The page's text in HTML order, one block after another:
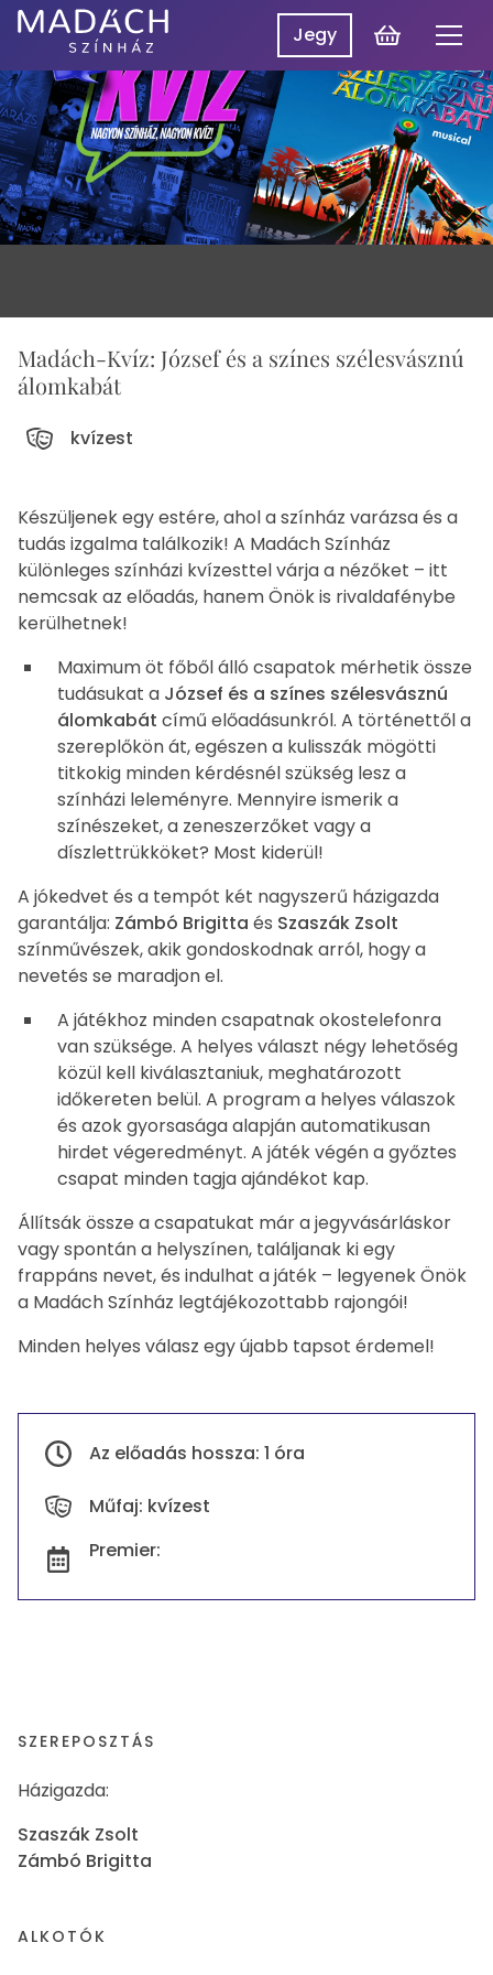
Madách
Színház
Madách SzínpadON
Műsor
Hírek
Előadások
Rólunk
Jegy
Kosár
Madách-Kvíz: József és a színes szélesvásznú
álomkabát
kvízest
SZEREPOSZTÁS
Házigazda:
Szaszák Zsolt
Zámbó Brigitta
ALKOTÓK
Színlap
Készüljenek egy estére, ahol a színház varázsa és a
tudás izgalma találkozik! A Madách Színház
különleges színházi kvízesttel várja a nézőket – itt
nemcsak az előadás, hanem Önök is rivaldafénybe
kerülhetnek!
Maximum öt főből álló csapatok mérhetik össze
tudásukat a József és a színes szélesvásznú
álomkabát című előadásunkról. A történettől a
szereplőkön át, egészen a kulisszák mögötti
titkokig minden kérdésnél szükség lesz a
színházi leleményre. Mennyire ismerik a
színészeket, a zeneszerzőket vagy a
díszlettrükköket? Most kiderül!
A jókedvet és a tempót két nagyszerű házigazda
garantálja: Zámbó Brigitta és Szaszák Zsolt
színművészek, akik gondoskodnak arról, hogy a
nevetés se maradjon el.
A játékhoz minden csapatnak okostelefonra
van szüksége. A helyes választ négy lehetőség
közül kell kiválasztaniuk, meghatározott
időkereten belül. A program a helyes válaszok
és azok gyorsasága alapján automatikusan
hirdet végeredményt. A játék végén a győztes
csapat minden tagja ajándékot kap.
Állítsák össze a csapatukat már a jegyvásárláskor
vagy spontán a helyszínen, találjanak ki egy
frappáns nevet, és indulhat a játék – legyenek Önök
a Madách Színház legtájékozottabb rajongói!
Minden helyes válasz egy újabb tapsot érdemel!
Információk
Az előadás hossza: 1 óra
Műfaj: kvízest
Premier: